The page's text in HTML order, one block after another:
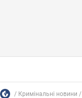
Кримінальні новини